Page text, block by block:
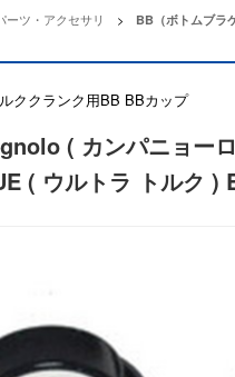
ーツ・アクセサリ > BB（ボトムブラ
ククランク用BB BBカップ
( カンパニョー
( ウルトラ トルク )